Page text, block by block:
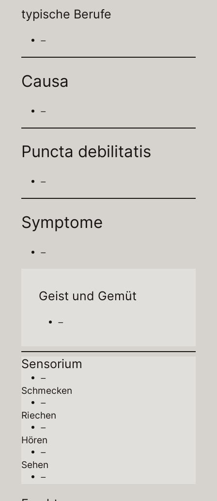
typische Berufe
–
Causa
–
Puncta debilitatis
–
Symptome
–
Geist und Gemüt
–
Sensorium
–
Schmecken
–
Riechen
–
Hören
–
Sehen
–